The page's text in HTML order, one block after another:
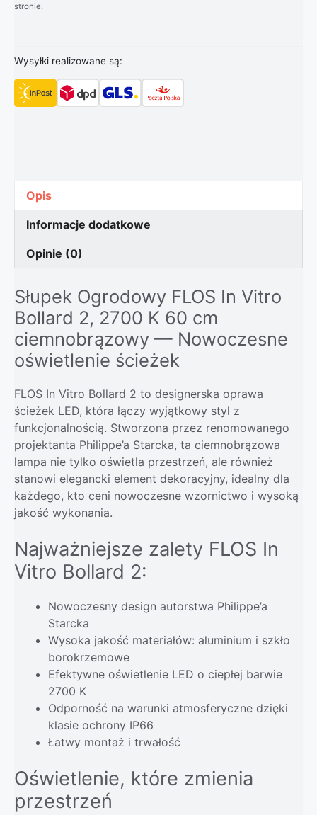
stronie.
Wysyłki realizowane są:
Opis
Informacje dodatkowe
Opinie (0)
Słupek Ogrodowy FLOS In Vitro
Bollard 2, 2700 K 60 cm
ciemnobrązowy — Nowoczesne
oświetlenie ścieżek
FLOS In Vitro Bollard 2 to designerska oprawa
ścieżek LED, która łączy wyjątkowy styl z
funkcjonalnością. Stworzona przez renomowanego
projektanta Philippe’a Starcka, ta ciemnobrązowa
lampa nie tylko oświetla przestrzeń, ale również
stanowi elegancki element dekoracyjny, idealny dla
każdego, kto ceni nowoczesne wzornictwo i wysoką
jakość wykonania.
Najważniejsze zalety FLOS In
Vitro Bollard 2:
Nowoczesny design autorstwa Philippe’a
Starcka
Wysoka jakość materiałów: aluminium i szkło
borokrzemowe
Efektywne oświetlenie LED o ciepłej barwie
2700 K
Odporność na warunki atmosferyczne dzięki
klasie ochrony IP66
Łatwy montaż i trwałość
Oświetlenie, które zmienia
przestrzeń